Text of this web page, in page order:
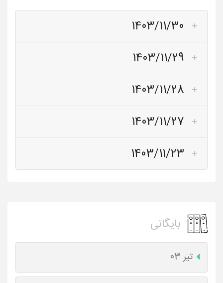
1403/11/30
1403/11/29
1403/11/28
1403/11/27
1403/11/23
بایگانی
تیر 03